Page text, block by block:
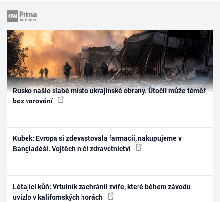
Rusko našlo slabé místo ukrajinské obrany. Útočit může téměř
bez varování
Kubek: Evropa si zdevastovala farmacii, nakupujeme v
Bangladéši. Vojtěch ničí zdravotnictví
Létající kůň: Vrtulník zachránil zvíře, které během závodu
uvízlo v kalifornských horách